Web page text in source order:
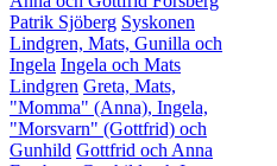
Patrik Sjöberg Syskonen
Lindgren, Mats, Gunilla och
Ingela Ingela och Mats
Lindgren Greta, Mats,
"Momma" (Anna), Ingela,
"Morsvarn" (Gottfrid) och
Gunhild Gottfrid och Anna